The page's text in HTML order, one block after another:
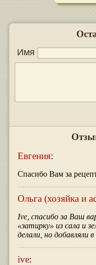
Имя
Евгения:
Спасибо Вам за
Ольга (хозяйка и
Ive, спасибо за Ваш
«затирку» из сала и
делали, но добавляли
ive: